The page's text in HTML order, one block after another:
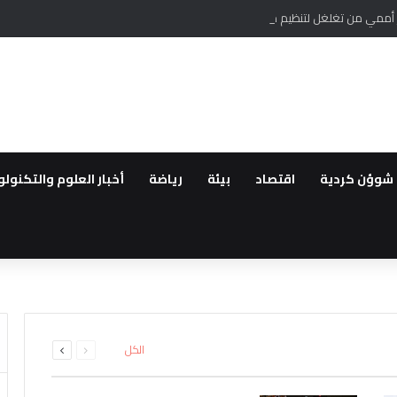
من تغلغل لتنظيم داعش في سوريا وتهديده السلم الأهلي
شوؤن كردية اقتصاد بيئة رياضة أخبار العلوم
بانتمائهما إلى تنظيم
العراقية ترفع
..مهجروا سري كانية
لأهالي عفرين
الأملاك…استمرار
الحفر العشوائي للآبار في
الكل الصفحةالصفحة